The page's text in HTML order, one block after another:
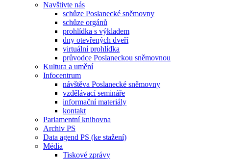
Navštivte nás
schůze Poslanecké sněmovny
schůze orgánů
prohlídka s výkladem
dny otevřených dveří
virtuální prohlídka
průvodce Poslaneckou sněmovnou
Kultura a umění
Infocentrum
návštěva Poslanecké sněmovny
vzdělávací semináře
informační materiály
kontakt
Parlamentní knihovna
Archiv PS
Data agend PS (ke stažení)
Média
Tiskové zprávy